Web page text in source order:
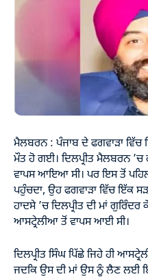
ਮੈਲਬਰਨ : ਪੰਜਾਬ ਦੇ ਫਗਵਾੜਾ
ਮੌਤ ਹੋ ਗਈ। ਦਿਲਪ੍ਰੀਤ ਮੈਲਬਰਨ ’ਚ
ਵਾਪਸ ਆਇਆ ਸੀ। ਪਰ ਇਸ ਤੋਂ
ਪਹੁੰਚਦਾ, ਉਹ ਫਗਵਾੜਾ ਵਿੱਚ ਇੱਕ
ਹਾਦਸੇ ’ਚ ਦਿਲਪ੍ਰੀਤ ਦੀ ਮਾਂ
ਆਸਟ੍ਰੇਲੀਆ ਤੋਂ ਵਾਪਸ ਆਈ ਸੀ।
ਦਿਲਪ੍ਰੀਤ ਸਿੰਘ ਪਿੱਛੇ ਜਿਹੇ ਹੀ
ਜਦਕਿ ਉਸ ਦੀ ਮਾਂ ਉਸ ਨੂੰ ਲੈਣ ਲਈ